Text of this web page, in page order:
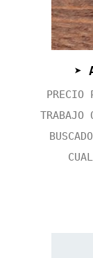
➤
PRECIO
TRABAJO